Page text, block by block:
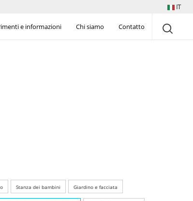
IT
e informazioni Chi siamo Contatto
Stanza dei bambini Giardino e facciata